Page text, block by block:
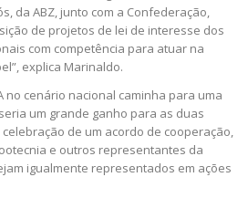
da ABZ, junto com a Confederação,
de projetos de lei de interesse dos
com competência para atuar na
explica Marinaldo.
no cenário nacional caminha para uma
um grande ganho para as duas
de um acordo de cooperação,
e outros representantes da
igualmente representados em ações